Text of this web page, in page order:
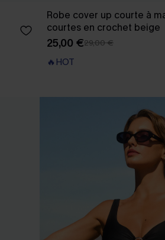
Robe cover up courte à
courtes en crochet beige
25,00 €29,00 €
🔥HOT